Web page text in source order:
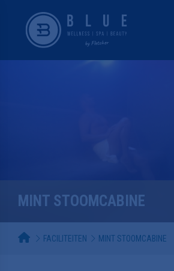
MINT STOOMCABINE
FACILITEITEN MINT STOOMCABINE